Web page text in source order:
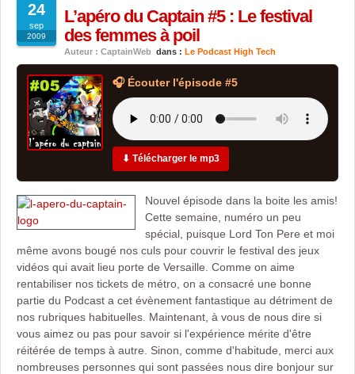
24
sep
2009
L’apéro du Captain #5 : Le festival
des femmes à poil
Auteur : CaptainWeb dans : Le Podcast High Tech
🎧 Écouter l'épisode #5
⬇ Télécharger le mp3
Nouvel épisode dans la boite les amis!
Cette semaine, numéro un peu
spécial, puisque Lord Ton Pere et moi
même avons bougé nos culs pour couvrir le festival des jeux
vidéos qui avait lieu porte de Versaille. Comme on aime
rentabiliser nos tickets de métro, on a consacré une bonne
partie du Podcast a cet évènement fantastique au détriment de
nos rubriques habituelles. Maintenant, à vous de nous dire si
vous aimez ou pas pour savoir si l'expérience mérite d'être
réitérée de temps à autre. Sinon, comme d'habitude, merci aux
nombreuses personnes qui sont passées nous dire bonjour sur